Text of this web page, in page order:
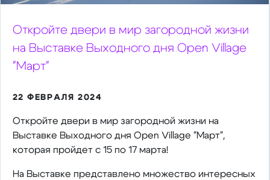
Откройте двери в мир загородной жизни
на Выставке Выходного дня Open Village
"Март"
22 ФЕВРАЛЯ 2024
Откройте двери в мир загородной жизни на
Выставке Выходного дня Open Village "Март",
которая пройдет с 15 по 17 марта!
На Выставке представлено множество интересных